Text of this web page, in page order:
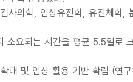
의학, 임상유전학, 유전체학,
소요되는 시간을 평균 5.5일로
대 및 임상 활용 기반 확립 (연